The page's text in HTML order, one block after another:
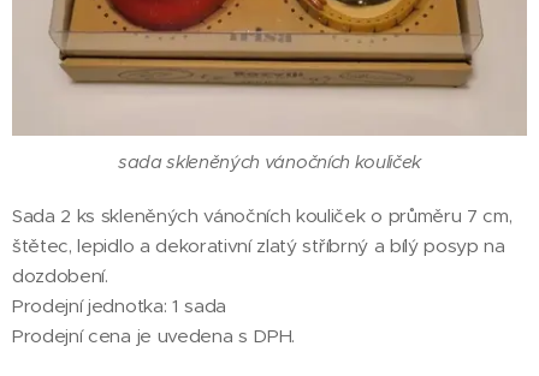
sada skleněných vánočních kouliček
Sada 2 ks skleněných vánočních kouliček o průměru 7 cm,
štětec, lepidlo a dekorativní zlatý stříbrný a bílý posyp na
dozdobení.
Prodejní jednotka: 1 sada
Prodejní cena je uvedena s DPH.